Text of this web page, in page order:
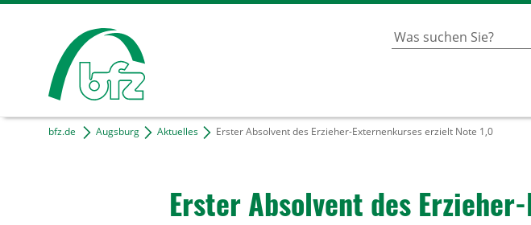
bfz.de Augsburg Aktuelles Erster Absolvent des Erzieher-Externenkurses erzielt Note 1,0
Erster Absol­vent des